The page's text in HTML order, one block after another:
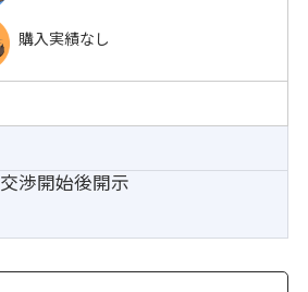
購入実績なし
交渉開始後開示